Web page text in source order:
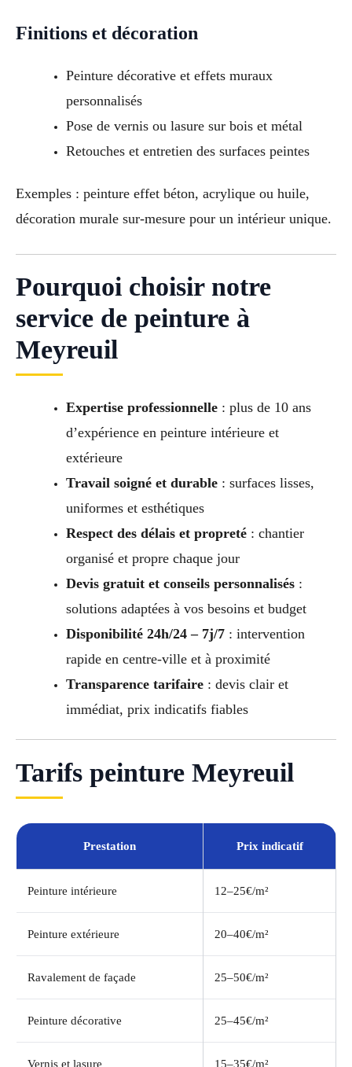
Finitions et décoration
Peinture décorative et effets muraux
personnalisés
Pose de vernis ou lasure sur bois et métal
Retouches et entretien des surfaces peintes
Exemples : peinture effet béton, acrylique ou huile,
décoration murale sur-mesure pour un intérieur unique.
Pourquoi choisir notre
service de peinture à
Meyreuil
Expertise professionnelle: plus de 10 ans
d’expérience en peinture intérieure et
extérieure
Travail soigné et durable: surfaces lisses,
uniformes et esthétiques
Respect des délais et propreté: chantier
organisé et propre chaque jour
Devis gratuit et conseils personnalisés:
solutions adaptées à vos besoins et budget
Disponibilité 24h/24 – 7j/7: intervention
rapide en centre-ville et à proximité
Transparence tarifaire: devis clair et
immédiat, prix indicatifs fiables
Tarifs peinture Meyreuil
Prestation Prix indicatif
Peinture intérieure 12–25€/m²
Peinture extérieure 20–40€/m²
Ravalement de façade 25–50€/m²
Peinture décorative 25–45€/m²
Vernis et lasure 15–35€/m²